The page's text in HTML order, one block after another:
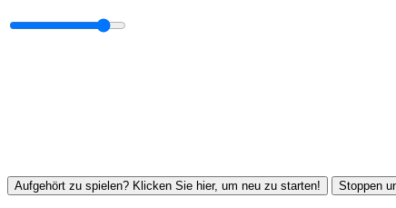
Aufgehört zu spielen? Klicken Sie hier, um neu zu starten! Stoppen